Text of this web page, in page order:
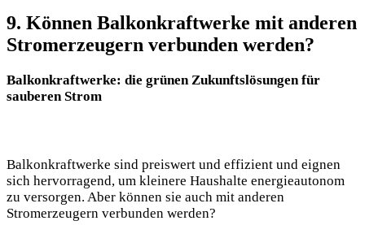
9. Können Balkonkraftwerke mit anderen
Stromerzeugern verbunden werden?
Balkonkraftwerke: die grünen Zukunftslösungen für
sauberen Strom
Balkonkraftwerke sind preiswert und effizient und eignen
sich hervorragend, um kleinere Haushalte energieautonom
zu versorgen. Aber können sie auch mit anderen
Stromerzeugern verbunden werden?